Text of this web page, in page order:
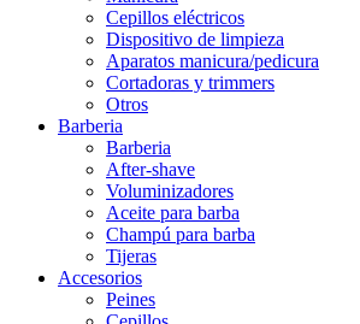
Cepillos eléctricos
Dispositivo de limpieza
Aparatos manicura/pedicura
Cortadoras y trimmers
Otros
Barberia
Barberia
After-shave
Voluminizadores
Aceite para barba
Champú para barba
Tijeras
Accesorios
Peines